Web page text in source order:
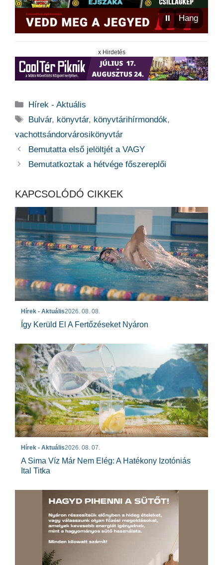
⏸ Hang
x Hirdetés
Kategória
Hírek - Aktuális
Címkék
Bulvár, könyvtár, könyvtárihírmondók,
vachottsándorvárosikönyvtár
Bemutatta első jelöltjét a VAGY
Bemutatkoztak a hétvége főszereplői
KAPCSOLÓDÓ CIKKEK
Hírek - Aktuális2026. 08. 08.
Így Kerüld El A Fertőzéseket Nyáron
Hírek - Aktuális2026. 08. 07.
A Sima Víz Már Nem Elég: A Hatékony Izotóniás
Ital Titka